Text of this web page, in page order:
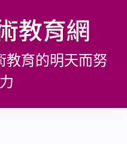
教育網
教育的明天而努
力